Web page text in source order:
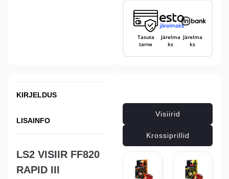
Tasuta
tarne
Järelma
ks
Järelma
ks
KIRJELDUS
LISAINFO
LS2 VISIIR FF820
RAPID III
Visiirid
Krossiprillid